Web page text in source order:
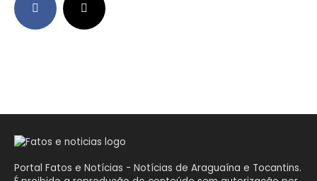
Portal Fatos e Notícias - Notícias de Araguaína e Tocantins.